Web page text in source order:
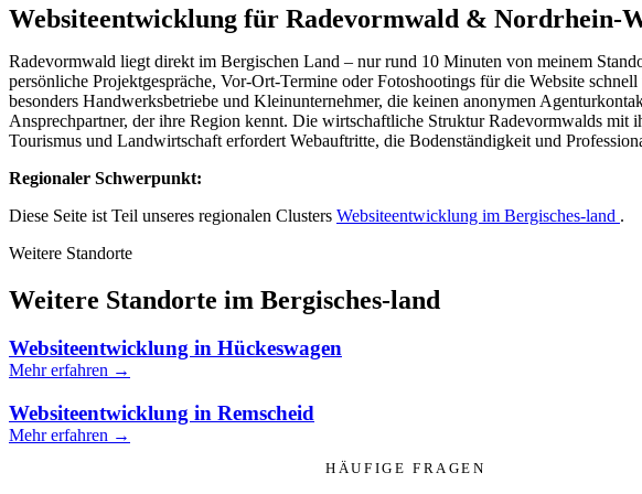
Websiteentwicklung für Radevormwald & Nordrhein-
Radevormwald liegt direkt im Bergischen Land – nur rund 10 Minuten von meinem
persönliche Projektgespräche, Vor-Ort-Termine oder Fotoshootings für die Website
besonders Handwerksbetriebe und Kleinunternehmer, die keinen anonymen
Ansprechpartner, der ihre Region kennt. Die wirtschaftliche Struktur Radevormwalds mit
Tourismus und Landwirtschaft erfordert Webauftritte, die Bodenständigkeit und
Regionaler Schwerpunkt:
Diese Seite ist Teil unseres regionalen Clusters Websiteentwicklung im Bergisches-land .
Weitere Standorte
Weitere Standorte im Bergisches-land
Websiteentwicklung in Hückeswagen
Mehr erfahren →
Websiteentwicklung in Remscheid
Mehr erfahren →
HÄUFIGE FRAGEN